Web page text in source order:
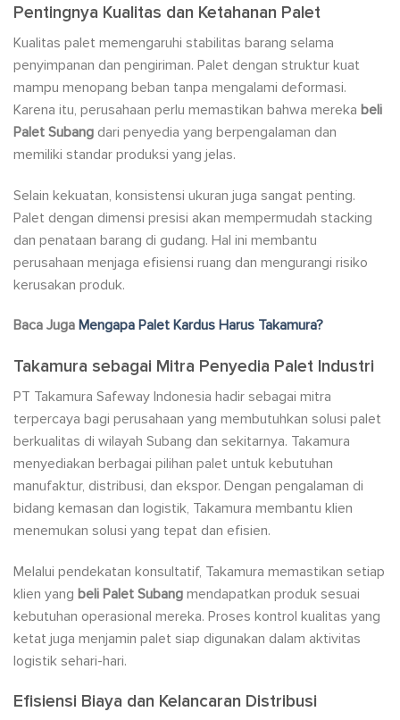
Pentingnya Kualitas dan Ketahanan Palet
Kualitas palet memengaruhi stabilitas barang selama
penyimpanan dan pengiriman. Palet dengan struktur kuat
mampu menopang beban tanpa mengalami deformasi.
Karena itu, perusahaan perlu memastikan bahwa mereka beli
Palet Subang dari penyedia yang berpengalaman dan
memiliki standar produksi yang jelas.
Selain kekuatan, konsistensi ukuran juga sangat penting.
Palet dengan dimensi presisi akan mempermudah stacking
dan penataan barang di gudang. Hal ini membantu
perusahaan menjaga efisiensi ruang dan mengurangi risiko
kerusakan produk.
Baca Juga Mengapa Palet Kardus Harus Takamura?
Takamura sebagai Mitra Penyedia Palet Industri
PT Takamura Safeway Indonesia hadir sebagai mitra
terpercaya bagi perusahaan yang membutuhkan solusi palet
berkualitas di wilayah Subang dan sekitarnya. Takamura
menyediakan berbagai pilihan palet untuk kebutuhan
manufaktur, distribusi, dan ekspor. Dengan pengalaman di
bidang kemasan dan logistik, Takamura membantu klien
menemukan solusi yang tepat dan efisien.
Melalui pendekatan konsultatif, Takamura memastikan setiap
klien yang beli Palet Subang mendapatkan produk sesuai
kebutuhan operasional mereka. Proses kontrol kualitas yang
ketat juga menjamin palet siap digunakan dalam aktivitas
logistik sehari-hari.
Efisiensi Biaya dan Kelancaran Distribusi